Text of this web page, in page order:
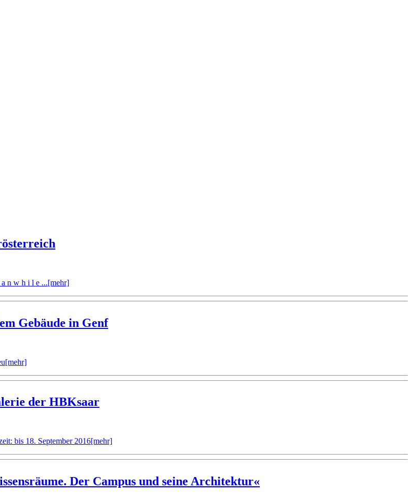
a n w h i l e ...[mehr]
Gebäude in Genf
[mehr]
der HBKsaar
bis 18. September 2016[mehr]
Der Campus und seine Architektur«